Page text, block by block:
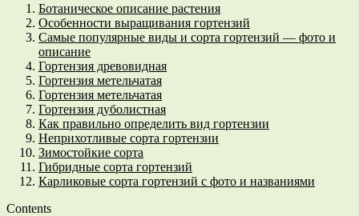
Ботаническое описание растения
Особенности выращивания гортензий
Самые популярные виды и сорта гортензий — фото и
описание
Гортензия древовидная
Гортензия метельчатая
Гортензия метельчатая
Гортензия дуболистная
Как правильно определить вид гортензии
Неприхотливые сорта гортензии
Зимостойкие сорта
Гибридные сорта гортензий
Карликовые сорта гортензий с фото и названиями
Contents